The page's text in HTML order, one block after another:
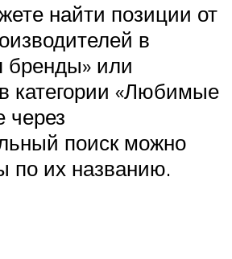
найти позиции от
в
бренды» или
категории «Любимые
через
поиск можно
по их названию.